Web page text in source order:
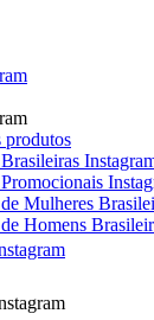
produtos
Mulheres
Homens